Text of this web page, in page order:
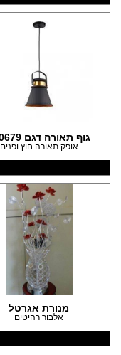
גוף תאורה דגם 820679
אופק תאורה חוץ ופנים
מנורת אגרטל
אלבור רהיטים